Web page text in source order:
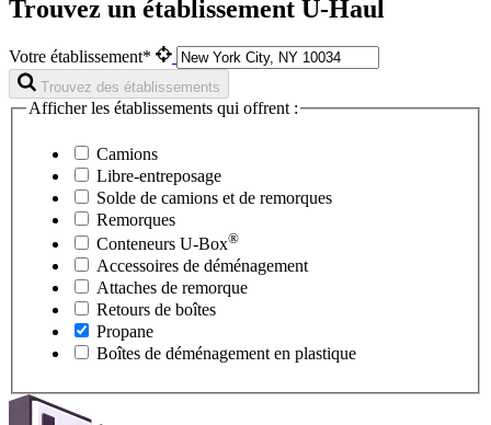
Trouvez un établissement U-Haul
Votre établissement*
Trouvez des établissements
Afficher les établissements qui offrent :
Camions
Libre-entreposage
Solde de camions et de remorques
Remorques
Conteneurs U-Box®
Accessoires de déménagement
Attaches de remorque
Retours de boîtes
Propane
Boîtes de déménagement en plastique